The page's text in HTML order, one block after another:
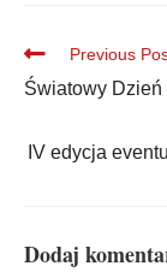
Previous
Światowy Dzień
IV edycja
Dodaj